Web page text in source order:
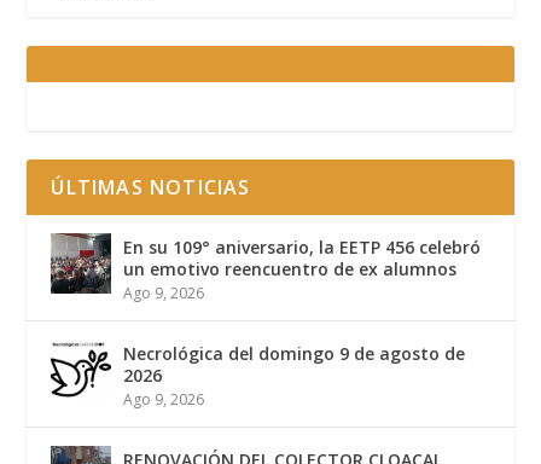
ÚLTIMAS NOTICIAS
En su 109° aniversario, la EETP 456 celebró
un emotivo reencuentro de ex alumnos
Ago 9, 2026
Necrológica del domingo 9 de agosto de
2026
Ago 9, 2026